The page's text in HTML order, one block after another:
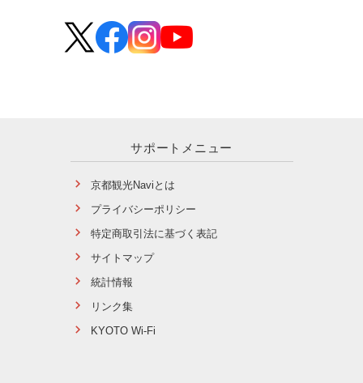
サポートメニュー
京都観光Naviとは
プライバシーポリシー
特定商取引法に基づく表記
サイトマップ
統計情報
リンク集
KYOTO Wi-Fi